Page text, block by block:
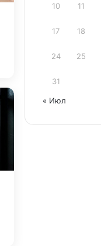
10 11
17 18
24 25
31
« Июл